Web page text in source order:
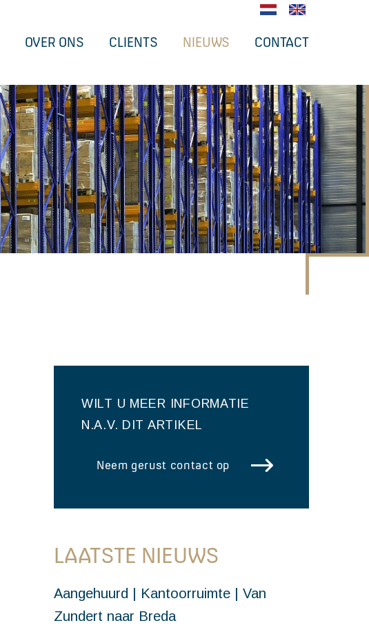
OVER ONS CLIENTS NIEUWS CONTACT
WILT U MEER INFORMATIE
N.A.V. DIT ARTIKEL
Neem gerust contact op
LAATSTE NIEUWS
Aangehuurd | Kantoorruimte | Van
Zundert naar Breda